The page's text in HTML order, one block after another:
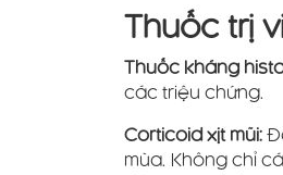
Thuốc trị
Thuốc kháng
các triệu chứng.
Corticoid xịt mũi:
mùa. Không chỉ